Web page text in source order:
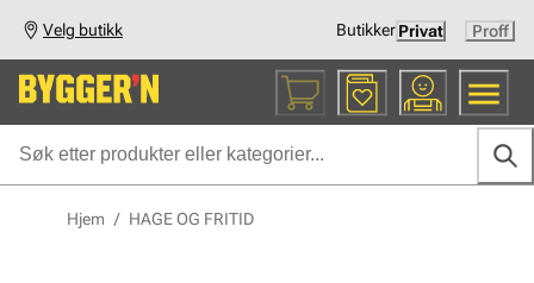
Velg butikk ButikkerPrivat Proff
Hjem / HAGE OG FRITID